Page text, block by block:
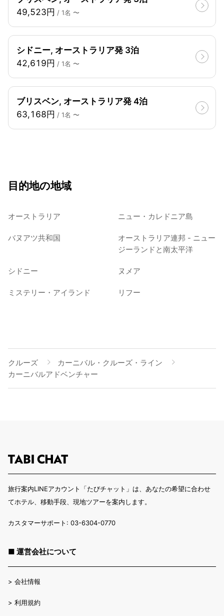
49,523円 / 1名 〜
シドニー, オーストラリア発 3泊
42,619円 / 1名 〜
ブリスベン, オーストラリア発 4泊
63,168円 / 1名 〜
目的地の地域
オーストラリア ニュー・カレドニア島
バヌアツ共和国
オーストラリア連邦 - ニュー
ジーランドと南太平洋
シドニー ヌメア
ミステリー・アイランド リフー
クルーズ
カーニバル・クルーズ・ライン
カーニバルアドベンチャー
旅行案内LINEアカウント「たびチャット」は、あなたの希望に合わせ
てホテル、移動手段、現地ツアーを案内します。
カスタマーサポート: 03-6304-0770
■ 運営会社について
> 会社情報
> 利用規約